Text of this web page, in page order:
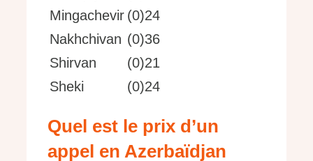
Mingachevir (0)24
Nakhchivan (0)36
Shirvan
(0)21
Sheki
(0)24
Quel est le prix d’un
appel en Azerbaïdjan